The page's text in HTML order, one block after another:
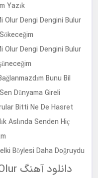
Yazık
Olur Dengi Dengini Bulur
Olur Dengi Dengini Bulur
Bunu Bil
Dünyama Gireli
Bitti Ne De Hasret
Aslında Senden Hiç
Böylesi Daha Doğruydu
دانلود آهنگ Yıldız Tilbe Belli Mi Olur